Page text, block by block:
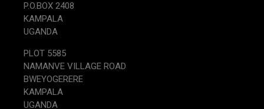
P.O.BOX 2408
KAMPALA
UGANDA
PLOT 5585
NAMANVE VILLAGE ROAD
BWEYOGERERE
KAMPALA
UGANDA